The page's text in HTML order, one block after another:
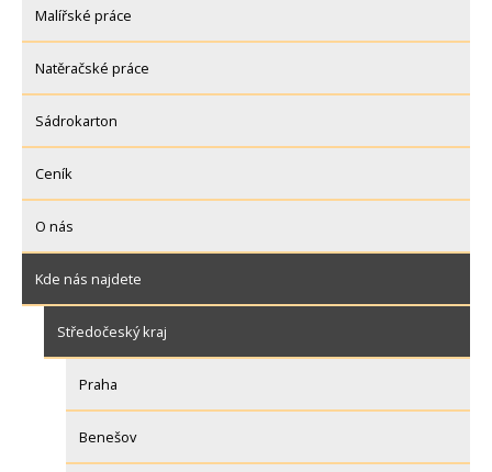
Malířské práce
Natěračské práce
Sádrokarton
Ceník
O nás
Kde nás najdete
Středočeský kraj
Praha
Benešov